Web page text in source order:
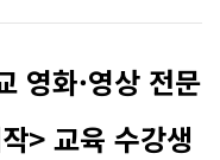
영화·영상 전문
> 교육 수강생